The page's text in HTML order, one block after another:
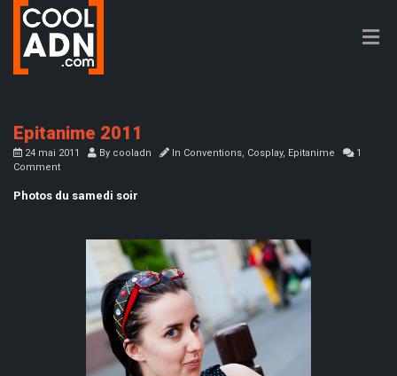
Epitanime 2011
24 mai 2011 By cooladn In Conventions, Cosplay, Epitanime
1
Comment
Photos du samedi soir